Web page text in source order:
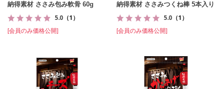
納得素材 ささみ包み軟骨 60g
5.0 （1）
[会員のみ価格公開]
納得素材 ささみつくね棒 5本入り
5.0 （1）
[会員のみ価格公開]